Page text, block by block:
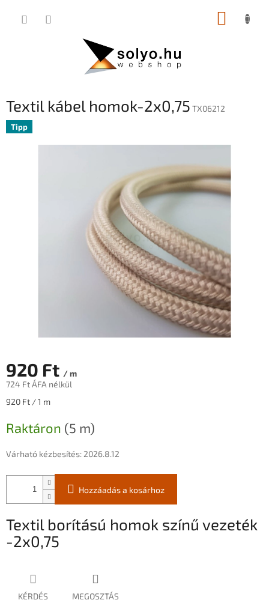
KOSÁR
Textil kábel homok-2x0,75 TX06212
Tipp
920 Ft / m
724 Ft ÁFA nélkül
Egységár:
920 Ft / 1 m
Raktáron (5 m)
Várható kézbesítés: 2026.8.12
Hozzáadás a kosárhoz
Textil borítású homok színű vezeték
-2x0,75
KÉRDÉS MEGOSZTÁS